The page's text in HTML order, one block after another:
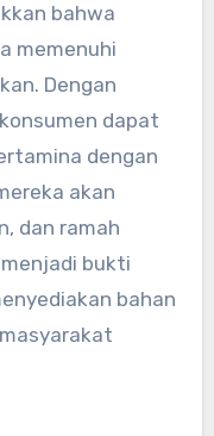
bahwa
memenuhi
Dengan
dapat
dengan
akan
dan ramah
bukti
bahan